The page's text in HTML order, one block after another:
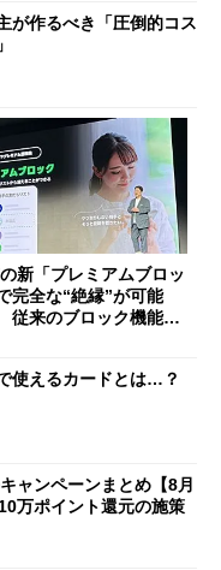
が作るべき「圧倒的コス
新「プレミアムブロッ
完全な“絶縁”が可能
来のブロック機能と
使えるカードとは…？
ャンペーンまとめ【8月
万ポイント還元の施策